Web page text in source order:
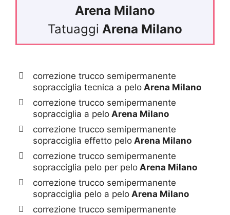
Arena Milano
Tatuaggi Arena Milano
correzione trucco semipermanente
sopracciglia tecnica a pelo Arena Milano
correzione trucco semipermanente
sopracciglia a pelo Arena Milano
correzione trucco semipermanente
sopracciglia effetto pelo Arena Milano
correzione trucco semipermanente
sopracciglia pelo per pelo Arena Milano
correzione trucco semipermanente
sopracciglia pelo a pelo Arena Milano
correzione trucco semipermanente